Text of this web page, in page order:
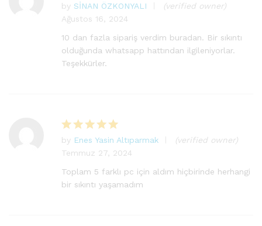
5
üzerinden
5oy aldı
by SİNAN ÖZKONYALI
(verified owner)
Ağustos 16, 2024
10 dan fazla sipariş verdim buradan. Bir sıkıntı
olduğunda whatsapp hattından ilgileniyorlar.
Teşekkürler.
5
üzerinden
5oy aldı
by Enes Yasin Altıparmak
(verified owner)
Temmuz 27, 2024
Toplam 5 farklı pc için aldım hiçbirinde herhangi
bir sıkıntı yaşamadım